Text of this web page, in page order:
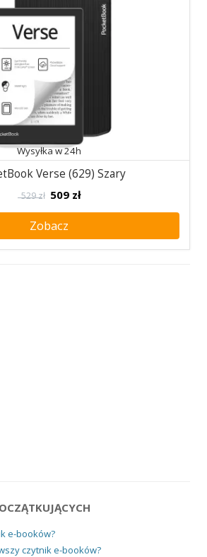
Wysyłka w 24h
Verse (629) Szary
529 zł 509 zł
Zobacz
e-booków?
czytnik e-booków?